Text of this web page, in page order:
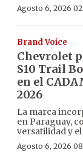
Agosto 6, 2026
Brand Voice
Chevrolet
S10 Trail
en el
2026
La marca
en Paraguay,
versatilidad y
Agosto 6, 2026